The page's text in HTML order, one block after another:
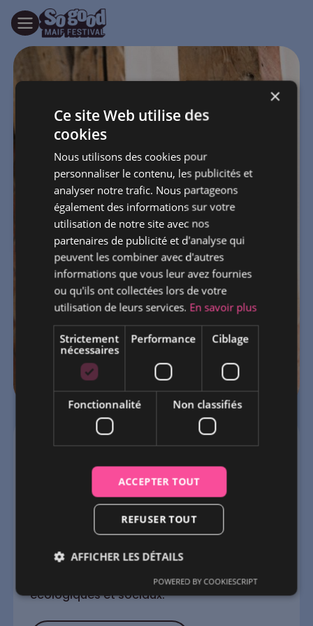
CONFÉRENCE MARSEILLE
documentaire, Johan mobilise sur les
réseaux sociaux autour de combats
écologiques et sociaux.
×
Ce site Web utilise des
cookies
Nous utilisons des cookies pour
personnaliser le contenu, les publicités et
analyser notre trafic. Nous partageons
également des informations sur votre
utilisation de notre site avec nos
partenaires de publicité et d'analyse qui
peuvent les combiner avec d'autres
informations que vous leur avez fournies
ou qu'ils ont collectées lors de votre
utilisation de leurs services. En savoir plus
Strictement
nécessaires
Performance Ciblage
Fonctionnalité Non classifiés
ACCEPTER TOUT
REFUSER TOUT
AFFICHER LES DÉTAILS
POWERED BY COOKIESCRIPT